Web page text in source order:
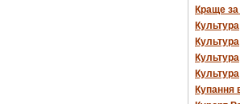
Краще
Культура
Культура
Культура
Культура
Купання